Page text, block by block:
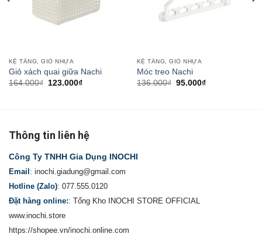
KỆ TẦNG, GIỎ NHỰA
Giỏ xách quai giữa Nachi
164.000₫ 123.000₫
KỆ TẦNG, GIỎ NHỰA
Móc treo Nachi
136.000₫ 95.000₫
Thông tin liên hệ
Công Ty TNHH Gia Dụng INOCHI
Email : inochi.giadung@gmail.com
Hotline (Zalo): 077.555.0120
Đặt hàng online:: Tổng Kho INOCHI STORE OFFICIAL
www.inochi.store
https://shopee.vn/inochi.online.com